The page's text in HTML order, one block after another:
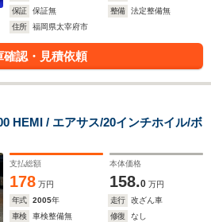
保証
保証無 整備
法定整備無
住所
福岡県太宰府市
確認・見積依頼
/ エアサス/20インチホイル/ボ
支払総額
178 万円
本体価格
158.0 万円
年式
2005年 走行
改ざん車
車検
車検整備無 修復
なし